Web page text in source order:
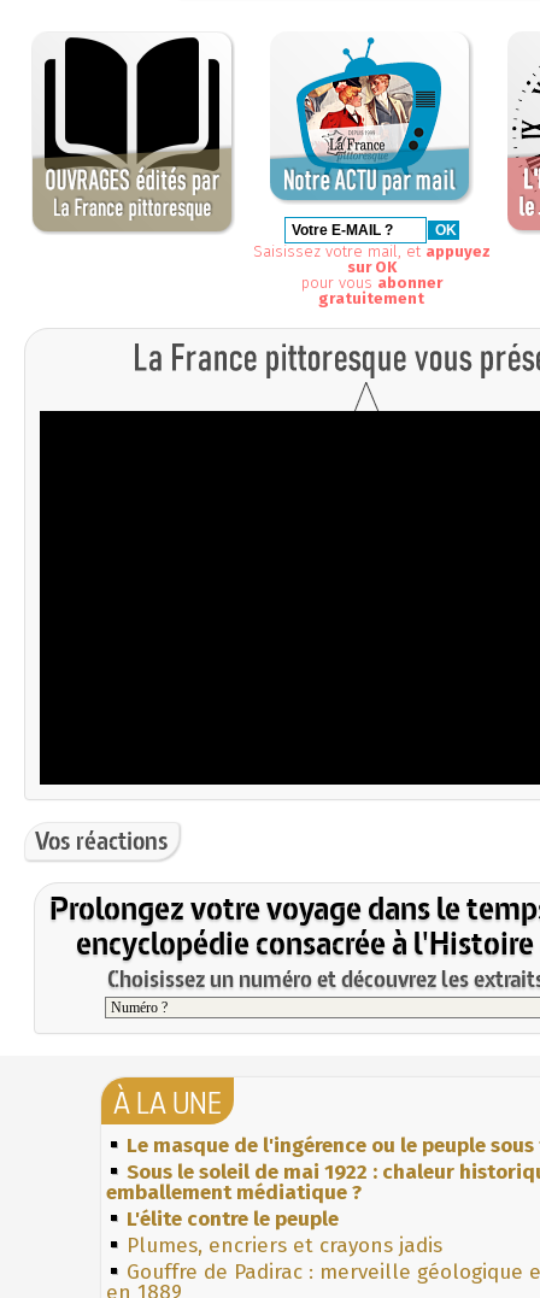
Saisissez votre mail, et appuyez
sur OK
pour vous abonner
gratuitement
Vos réactions
Prolongez votre voyage dans le
encyclopédie consacrée à l'Histoire
Choisissez un numéro et découvrez les
À LA UNE
Le masque de l'ingérence ou le peuple
Sous le soleil de mai 1922 : chaleur
emballement médiatique ?
L'élite contre le peuple
Plumes, encriers et crayons jadis
Gouffre de Padirac : merveille géologique
en 1889